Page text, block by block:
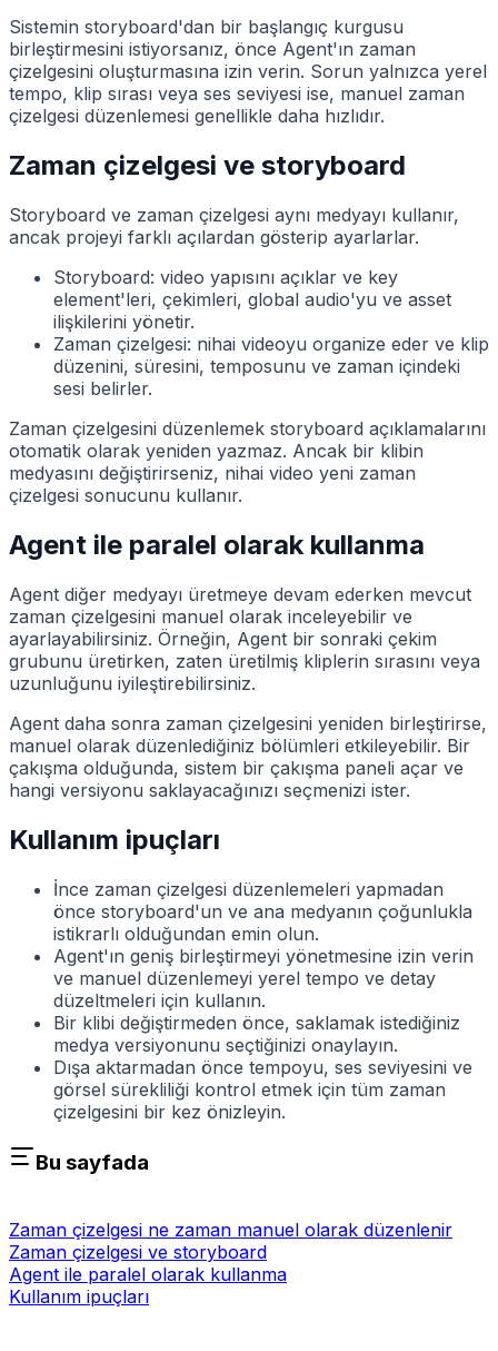
Sistemin storyboard'dan bir başlangıç kurgusu
birleştirmesini istiyorsanız, önce Agent'ın zaman
çizelgesini oluşturmasına izin verin. Sorun yalnızca yerel
tempo, klip sırası veya ses seviyesi ise, manuel zaman
çizelgesi düzenlemesi genellikle daha hızlıdır.
Zaman çizelgesi ve storyboard
Storyboard ve zaman çizelgesi aynı medyayı kullanır,
ancak projeyi farklı açılardan gösterip ayarlarlar.
Storyboard: video yapısını açıklar ve key
element'leri, çekimleri, global audio'yu ve asset
ilişkilerini yönetir.
Zaman çizelgesi: nihai videoyu organize eder ve klip
düzenini, süresini, temposunu ve zaman içindeki
sesi belirler.
Zaman çizelgesini düzenlemek storyboard açıklamalarını
otomatik olarak yeniden yazmaz. Ancak bir klibin
medyasını değiştirirseniz, nihai video yeni zaman
çizelgesi sonucunu kullanır.
Agent ile paralel olarak kullanma
Agent diğer medyayı üretmeye devam ederken mevcut
zaman çizelgesini manuel olarak inceleyebilir ve
ayarlayabilirsiniz. Örneğin, Agent bir sonraki çekim
grubunu üretirken, zaten üretilmiş kliplerin sırasını veya
uzunluğunu iyileştirebilirsiniz.
Agent daha sonra zaman çizelgesini yeniden birleştirirse,
manuel olarak düzenlediğiniz bölümleri etkileyebilir. Bir
çakışma olduğunda, sistem bir çakışma paneli açar ve
hangi versiyonu saklayacağınızı seçmenizi ister.
Kullanım ipuçları
İnce zaman çizelgesi düzenlemeleri yapmadan
önce storyboard'un ve ana medyanın çoğunlukla
istikrarlı olduğundan emin olun.
Agent'ın geniş birleştirmeyi yönetmesine izin verin
ve manuel düzenlemeyi yerel tempo ve detay
düzeltmeleri için kullanın.
Bir klibi değiştirmeden önce, saklamak istediğiniz
medya versiyonunu seçtiğinizi onaylayın.
Dışa aktarmadan önce tempoyu, ses seviyesini ve
görsel sürekliliği kontrol etmek için tüm zaman
çizelgesini bir kez önizleyin.
Bu sayfada
Zaman çizelgesi ne zaman manuel olarak düzenlenir
Zaman çizelgesi ve storyboard
Agent ile paralel olarak kullanma
Kullanım ipuçları